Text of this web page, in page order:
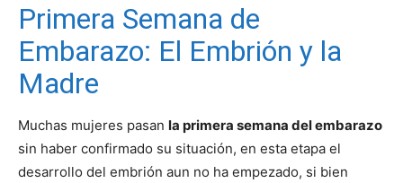
Primer Mes de Embarazo
Primera Semana de
Embarazo: El Embrión y la
Madre
Muchas mujeres pasan la primera semana del embarazo
sin haber confirmado su situación, en esta etapa el
desarrollo del embrión aun no ha empezado, si bien